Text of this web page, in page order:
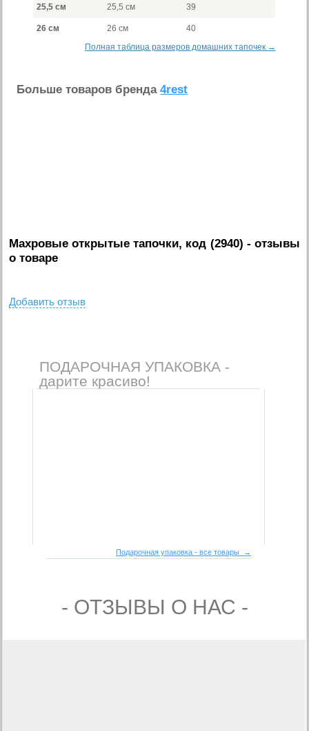
25,5 см 25,5 см 39
26 см 26 см
40
Полная таблица размеров домашних тапочек →
Больше товаров бренда4rest
Махровые открытые тапочки, код (2940) - отзывы
о товаре
Добавить отзыв
ПОДАРОЧНАЯ УПАКОВКА -
дарите красиво!
Подарочная упаковка - все товары →
- ОТЗЫВЫ О НАС -